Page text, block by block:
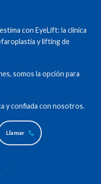
con EyeLift: la clínica
y lifting de
somos la opción para
y confiada con nosotros.
Llamar